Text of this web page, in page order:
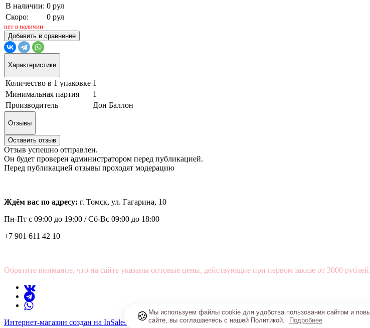
В наличии: 0 рул
Скоро:
0 рул
нет в наличии
Добавить в сравнение
Характеристики
Количество в 1 упаковке 1
Минимальная партия
1
Производитель
Дон Баллон
Отзывы
Оставить отзыв
Отзыв успешно отправлен.
Он будет проверен администратором перед публикацией.
Перед публикацией отзывы проходят модерацию
Ждём вас по адресу: г. Томск, ул. Гагарина, 10
Пн-Пт с 09:00 до 19:00 /Сб-Вс 09:00 до 18:00
+7 901 611 42 10
Обратите внимание, что на сайте указаны оптовые цены, действующие при первом заказе от 3000 рублей.
Интернет-магазин создан на InSales 🍪 Мы используем файлы cookie для удобства пользования сайтом и
сайте, вы соглашаетесь с нашей Политикой.
Подробнее